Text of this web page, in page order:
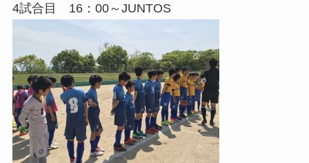
4試合目 16：00～JUNTOS